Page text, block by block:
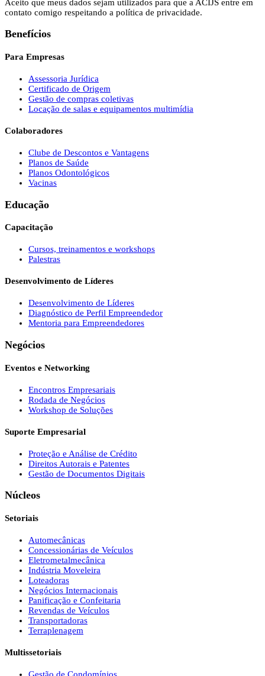
Aceito que meus dados sejam utilizados para que a ACIJS entre em
contato comigo respeitando a política de privacidade.
Benefícios
Para Empresas
Assessoria Jurídica
Certificado de Origem
Gestão de compras coletivas
Locação de salas e equipamentos multimídia
Colaboradores
Clube de Descontos e Vantagens
Planos de Saúde
Planos Odontológicos
Vacinas
Educação
Capacitação
Cursos, treinamentos e workshops
Palestras
Desenvolvimento de Líderes
Desenvolvimento de Líderes
Diagnóstico de Perfil Empreendedor
Mentoria para Empreendedores
Negócios
Eventos e Networking
Encontros Empresariais
Rodada de Negócios
Workshop de Soluções
Suporte Empresarial
Proteção e Análise de Crédito
Direitos Autorais e Patentes
Gestão de Documentos Digitais
Núcleos
Setoriais
Automecânicas
Concessionárias de Veículos
Eletrometalmecânica
Indústria Moveleira
Loteadoras
Negócios Internacionais
Panificação e Confeitaria
Revendas de Veículos
Transportadoras
Terraplenagem
Multissetoriais